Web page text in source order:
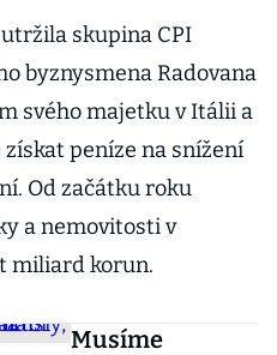
skupina CPI
byznysmena Radovana
svého majetku v Itálii a
peníze na snížení
Od začátku roku
a nemovitosti v
miliard korun.
Musíme